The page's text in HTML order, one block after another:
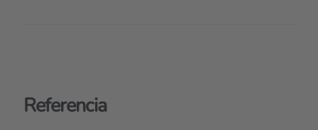
Referencia